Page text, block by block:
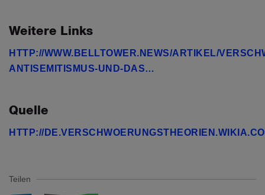
Weitere Links
HTTP://WWW.BELLTOWER.NEWS/ARTIKEL/
ANTISEMITISMUS-UND-DAS…
Quelle
HTTP://
Teilen